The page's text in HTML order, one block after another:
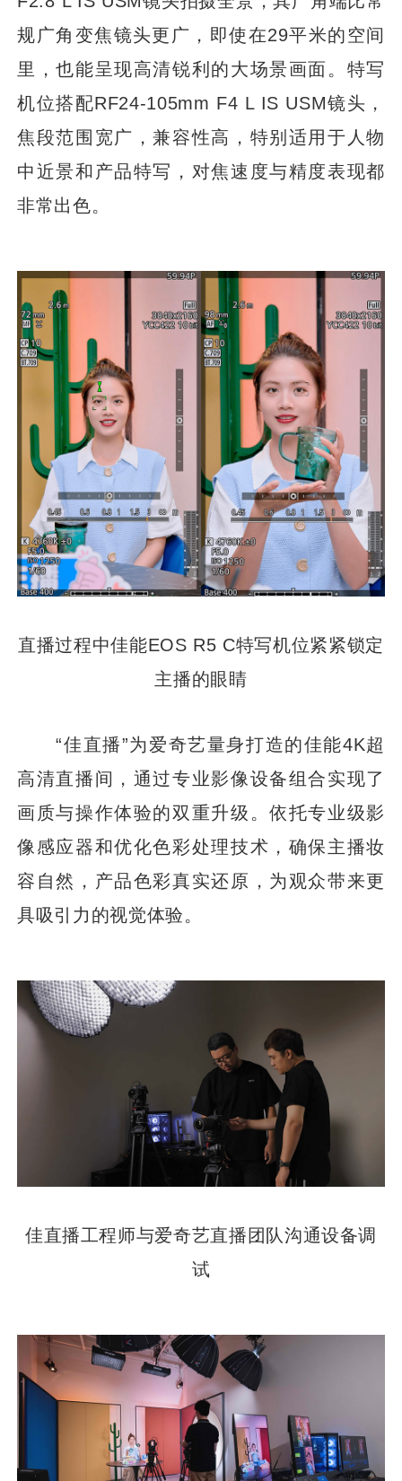
规广角变焦镜头更广，即使在29平米的空间
里，也能呈现高清锐利的大场景画面。特写
机位搭配RF24-105mm F4 L IS USM镜头，
焦段范围宽广，兼容性高，特别适用于人物
中近景和产品特写，对焦速度与精度表现都
非常出色。
直播过程中佳能EOS R5 C特写机位紧紧锁定
主播的眼睛
“佳直播”为爱奇艺量身打造的佳能4K超
高清直播间，通过专业影像设备组合实现了
画质与操作体验的双重升级。依托专业级影
像感应器和优化色彩处理技术，确保主播妆
容自然，产品色彩真实还原，为观众带来更
具吸引力的视觉体验。
佳直播工程师与爱奇艺直播团队沟通设备调
试